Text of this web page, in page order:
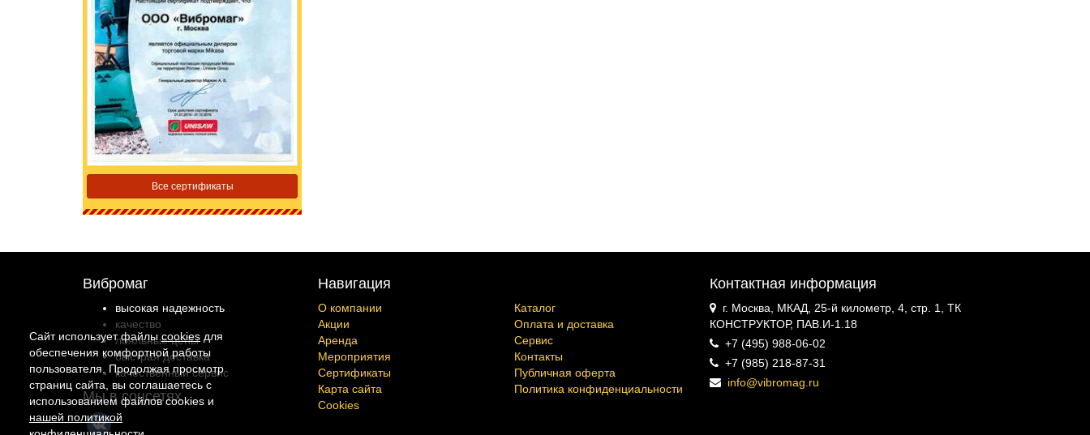
Все сертификаты
Вибромаг
высокая надежность
качество
лояльные цены
быстрая доставка
качественный сервис
Мы в соцсетях
Навигация
О компании
Каталог
Акции
Оплата и доставка
Аренда
Сервис
Мероприятия
Контакты
Сертификаты
Публичная оферта
Карта сайта
Политика конфиденциальности
Cookies
Контактная информация
г. Москва, МКАД, 25-й километр, 4, стр. 1, ТК
КОНСТРУКТОР, ПАВ.И-1.18
+7 (495) 988-06-02
+7 (985) 218-87-31
info@vibromag.ru
Сайт использует файлыcookies для
обеспечения комфортной работы
пользователя. Продолжая просмотр
страниц сайта, вы соглашаетесь с
использованием файлов cookies и
нашей политикой